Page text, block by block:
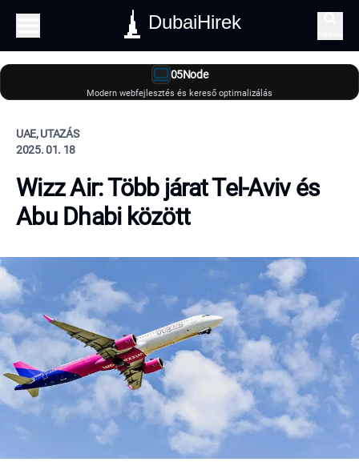
DubaiHirek
05Node
Modern webfejlesztés és kereső optimalizálás
UAE, UTAZÁS
2025. 01. 18
Wizz Air: Több járat Tel-Aviv és
Abu Dhabi között